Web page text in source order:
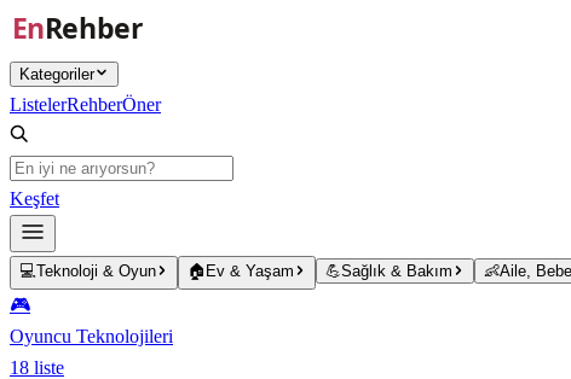
Ana içeriğe atla
Kategoriler
ListelerRehberÖner
Keşfet
💻Teknoloji & Oyun 🏠 Ev & Yaşam 💪Sağlık & Bakım 👶Aile,
🎮
Oyuncu Teknolojileri
18 liste